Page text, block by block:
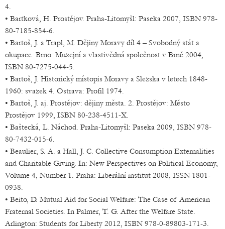
4.
• Bartková, H. Prostějov. Praha-Litomyšl: Paseka 2007, ISBN 978-
80-7185-854-6.
• Bartoš, J. a Trapl, M. Dějiny Moravy díl 4 – Svobodný stát a
okupace. Brno: Muzejní a vlastivědná společnost v Brně 2004,
ISBN 80-7275-044-5.
• Bartoš, J. Historický místopis Moravy a Slezska v letech 1848-
1960: svazek 4. Ostrava: Profil 1974.
• Bartoš, J. aj. Prostějov: dějiny města. 2. Prostějov: Město
Prostějov 1999, ISBN 80-238-4511-X.
• Baštecká, L. Náchod. Praha-Litomyšl: Paseka 2009, ISBN 978-
80-7432-015-6.
• Beaulier, S. A. a Hall, J. C. Collective Consumption Externalities
and Charitable Giving. In: New Perspectives on Political Economy,
Volume 4, Number 1. Praha: Liberální institut 2008, ISSN 1801-
0938.
• Beito, D. Mutual Aid for Social Welfare: The Case of American
Fraternal Societies. In Palmer, T. G. After the Welfare State.
Arlington: Students for Liberty 2012, ISBN 978-0-89803-171-3.